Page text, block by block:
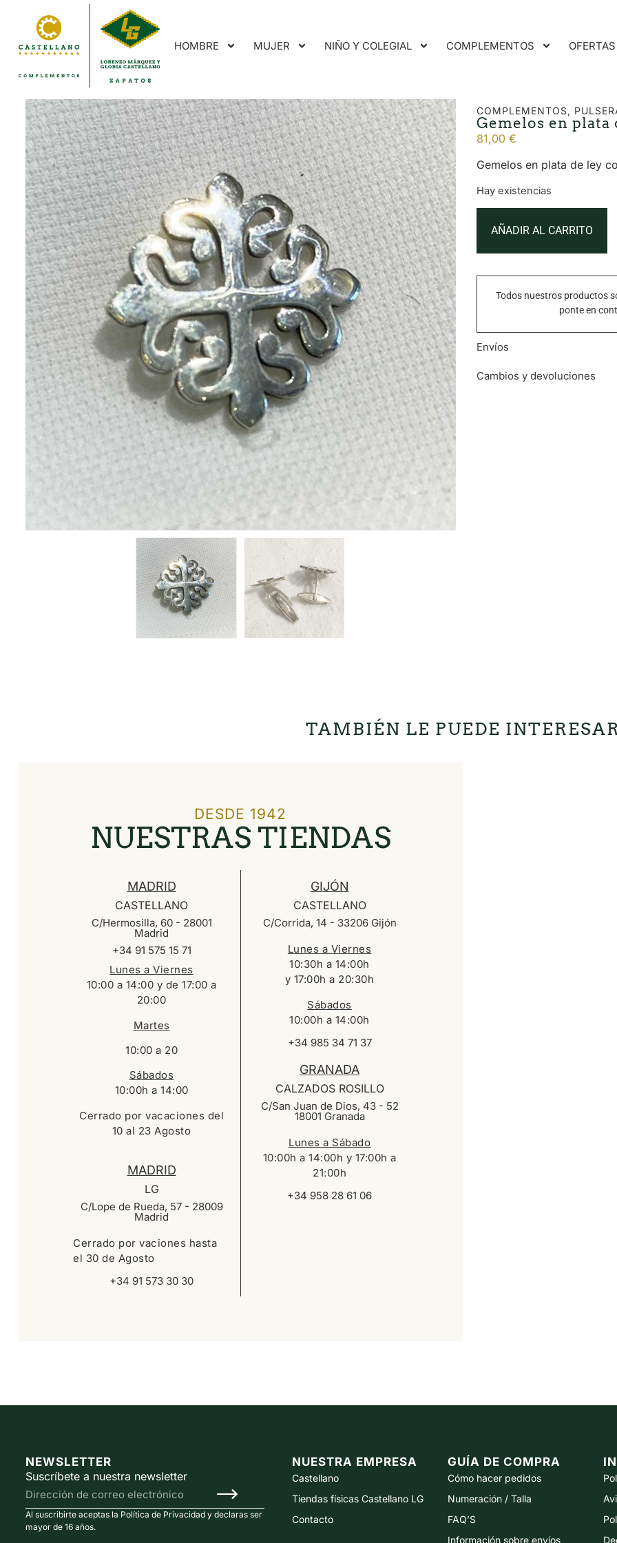
HOMBRE MUJER NIÑO Y COLEGIAL COMPLEMENTOS OFERTAS
COMPLEMENTOS,
Gemelos en plata
81,00 €
Gemelos en plata de ley
Hay existencias
AÑADIR AL CARRITO
Todos nuestros productos
ponte en
Envíos
Cambios y devoluciones
TAMBIÉN LE PUEDE
DESDE 1942
NUESTRAS TIENDAS
MADRID
CASTELLANO
C/Hermosilla, 60 - 28001
Madrid
+34 91 575 15 71
Lunes a Viernes
10:00 a 14:00 y de 17:00 a
20:00
Martes
10:00 a 20
Sábados
10:00h a 14:00
Cerrado por vacaciones del
10 al 23 Agosto
MADRID
LG
C/Lope de Rueda, 57 - 28009
Madrid
Cerrado por vaciones hasta
el 30 de Agosto
+34 91 573 30 30
GIJÓN
CASTELLANO
C/Corrida, 14 - 33206 Gijón
Lunes a Viernes
10:30h a 14:00h
y 17:00h a 20:30h
Sábados
10:00h a 14:00h
+34 985 34 71 37
GRANADA
CALZADOS ROSILLO
C/San Juan de Dios, 43 - 52
18001 Granada
Lunes a Sábado
10:00h a 14:00h y 17:00h a
21:00h
+34 958 28 61 06
NEWSLETTER
Suscríbete a nuestra newsletter
Al suscribirte aceptas la Política de Privacidad y declaras ser
mayor de 16 años.
NUESTRA EMPRESA
Castellano
Tiendas físicas Castellano LG
Contacto
GUÍA DE COMPRA
Cómo hacer pedidos
Numeración / Talla
FAQ’S
Información sobre envíos